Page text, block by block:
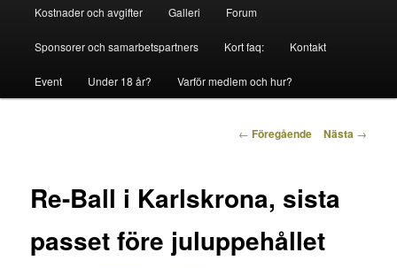
till
primärt
till
sekundärt
Kostnader och avgifter Galleri Forum
Sponsorer och samarbetspartners Kort faq: Kontakt
Event Under 18 år? Varför medlem och hur?
Inläggsnavigering
← Föregående Nästa →
Re-Ball i Karlskrona, sista
passet före juluppehållet